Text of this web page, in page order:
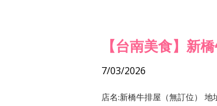
【台南美食】新
7/03/2026
店名:新橋牛排屋（無訂位）